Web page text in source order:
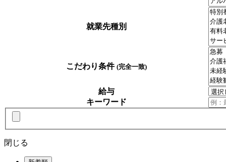
就業先種別
こだわり条件 (完全一致)
給与
キーワード
閉じる